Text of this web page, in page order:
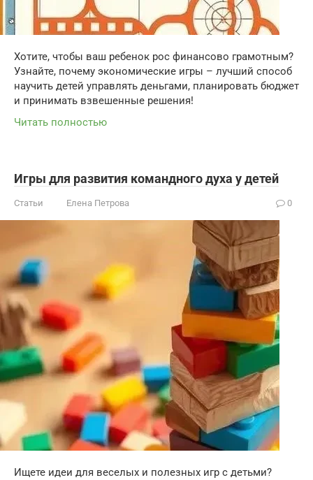
Хотите, чтобы ваш ребенок рос финансово грамотным?
Узнайте, почему экономические игры – лучший способ
научить детей управлять деньгами, планировать бюджет
и принимать взвешенные решения!
Читать полностью
Игры для развития командного духа у детей
Статьи Елена Петрова 0
Ищете идеи для веселых и полезных игр с детьми?